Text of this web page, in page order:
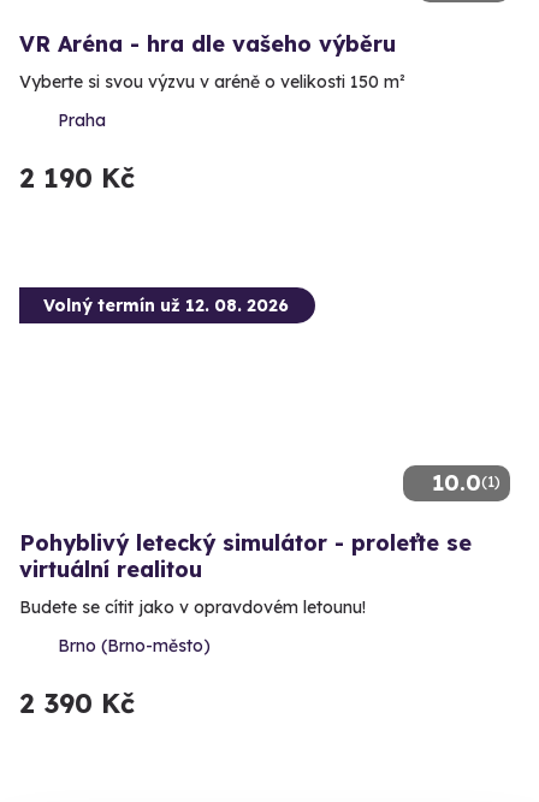
VR Aréna - hra dle vašeho výběru
Vyberte si svou výzvu v aréně o velikosti 150 m²
Praha
2 190 Kč
10.0(1)
Volný termín už 12. 08. 2026
Pohyblivý letecký simulátor - proleťte se
virtuální realitou
Budete se cítit jako v opravdovém letounu!
Brno (Brno-město)
2 390 Kč